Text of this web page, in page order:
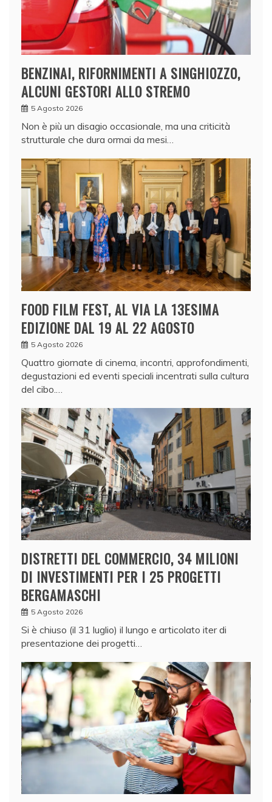
BENZINAI, RIFORNIMENTI A SINGHIOZZO,
ALCUNI GESTORI ALLO STREMO
5 Agosto 2026
Non è più un disagio occasionale, ma una criticità
strutturale che dura ormai da mesi…
FOOD FILM FEST, AL VIA LA 13ESIMA
EDIZIONE DAL 19 AL 22 AGOSTO
5 Agosto 2026
Quattro giornate di cinema, incontri, approfondimenti,
degustazioni ed eventi speciali incentrati sulla cultura
del cibo.…
DISTRETTI DEL COMMERCIO, 34 MILIONI
DI INVESTIMENTI PER I 25 PROGETTI
BERGAMASCHI
5 Agosto 2026
Si è chiuso (il 31 luglio) il lungo e articolato iter di
presentazione dei progetti…